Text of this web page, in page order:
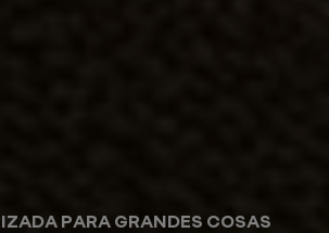
PARA GRANDES COSAS